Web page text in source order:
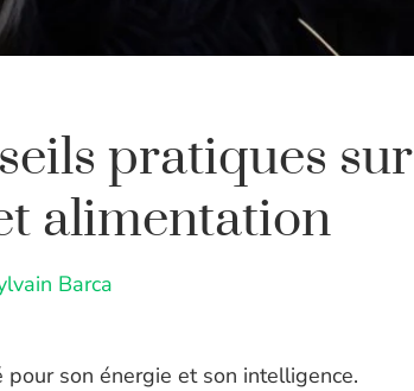
pratiques sur
alimentation
Barca
son énergie et son intelligence.